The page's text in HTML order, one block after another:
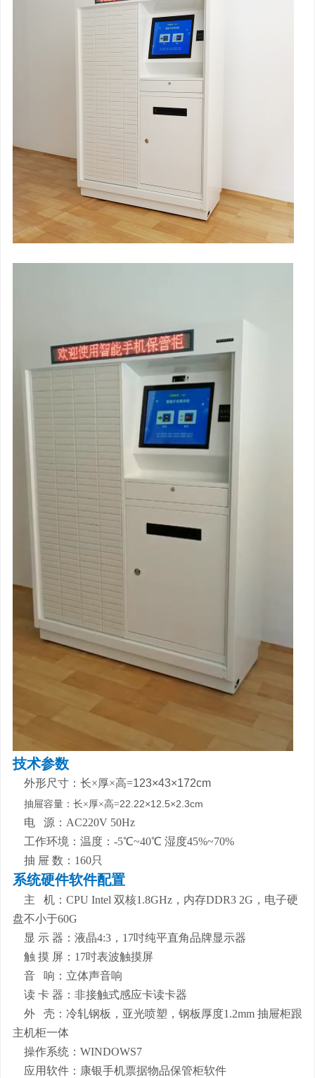
技术参数
外形尺寸：长×厚×高=123×43×172cm
抽屉容量：长×厚×高=22.22×12.5×2.3cm
电 源：AC220V 50Hz
工作环境： 温度：-5℃~40℃ 湿度45%~70%
抽 屉 数：160只
系统硬件软件配置
主 机：CPU Intel 双核1.8GHz，内存DDR3 2G，电子硬
盘不小于60G
显 示 器：液晶4:3，17吋纯平直角品牌显示器
触 摸 屏：17吋表波触摸屏
音 响：立体声音响
读 卡 器：非接触式感应卡读卡器
外 壳：冷轧钢板，亚光喷塑，钢板厚度1.2mm 抽屉柜跟
主机柜一体
操作系统：WINDOWS7
应用软件：康银手机票据物品保管柜软件